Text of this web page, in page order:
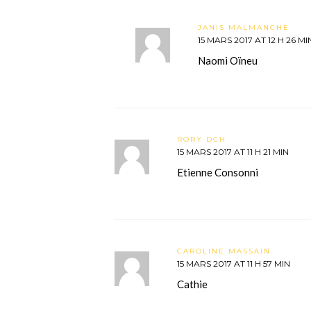
JANIS MALMANCHE
15 MARS 2017 AT 12 H 26
Naomi Oïneu
RORY DCH
15 MARS 2017 AT 11 H 21 MIN
Etienne Consonni
CAROLINE MASSAIN
15 MARS 2017 AT 11 H 57 MIN
Cathie